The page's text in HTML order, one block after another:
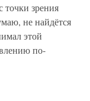
зрения
не найдётся
этой
по-